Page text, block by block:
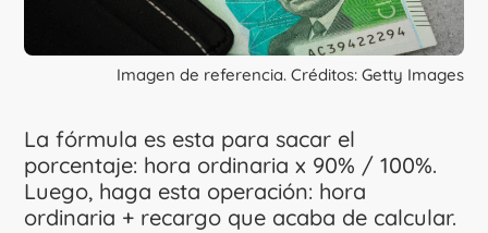
Imagen de referencia. Créditos: Getty Images
La fórmula es esta para sacar el
porcentaje: hora ordinaria x 90% / 100%.
Luego, haga esta operación: hora
ordinaria + recargo que acaba de calcular.